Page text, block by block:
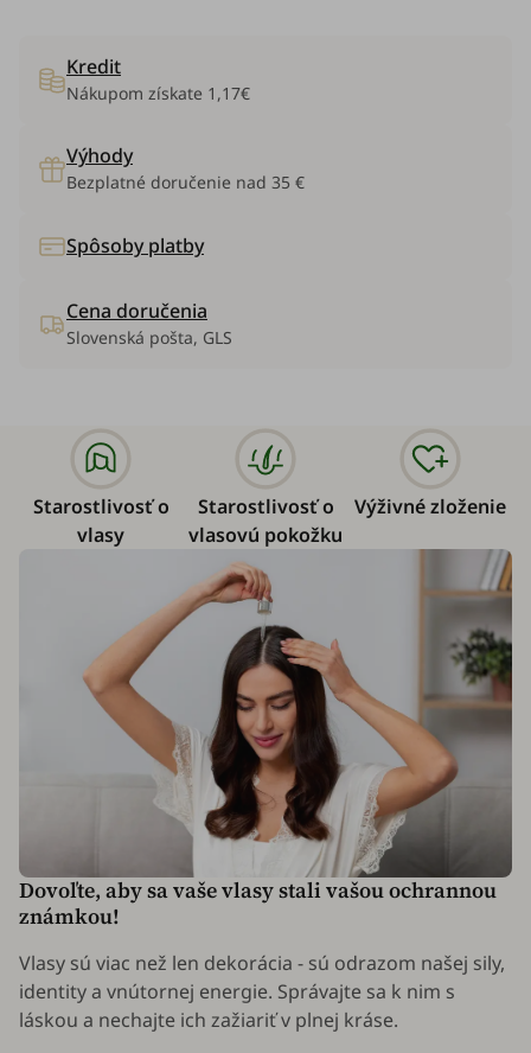
Kredit
Nákupom získate 1,17€
Výhody
Bezplatné doručenie nad 35 €
Spôsoby platby
Cena doručenia
Slovenská pošta, GLS
Starostlivosť o
vlasy
Starostlivosť o
vlasovú pokožku
Výživné zloženie
Dovoľte, aby sa vaše vlasy stali vašou ochrannou
známkou!
Vlasy sú viac než len dekorácia - sú odrazom našej sily,
identity a vnútornej energie. Správajte sa k nim s
láskou a nechajte ich zažiariť v plnej kráse.